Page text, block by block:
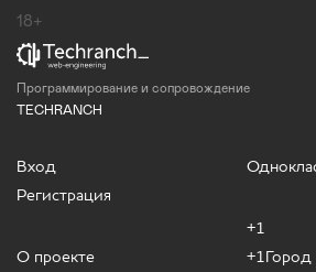
18+
Программирование и сопровождение
TECHRANCH
Вход
Регистрация
О проекте
+1
+1Город